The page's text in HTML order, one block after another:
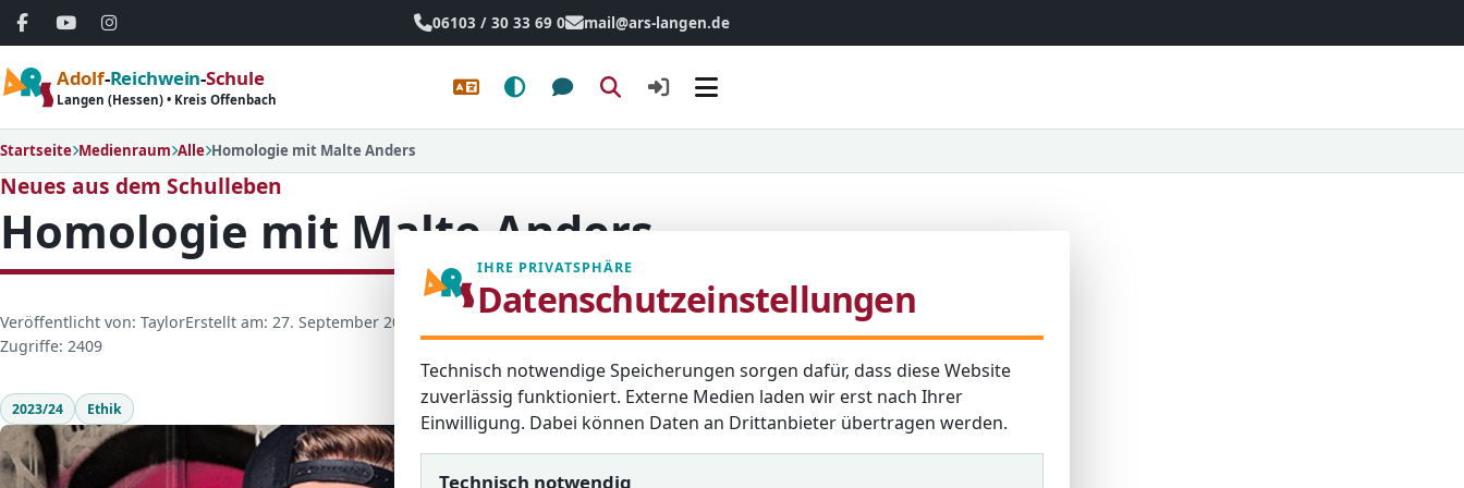
06103 / 30 33 69 0 mail@ars-langen.de
Adolf-Reichwein-Schule
Langen (Hessen) • Kreis Offenbach
Menü
Startseite Medienraum Alle Homologie mit Malte Anders
Neues aus dem Schulleben
Homologie mit Malte Anders
D
e
a
i
s
Veröffentlicht von: TaylorErstellt am: 27. September 2023
Zugriffe: 2409
2023/24 Ethik
IHRE PRIVATSPHÄRE
Datenschutzeinstellungen
Technisch notwendige Speicherungen sorgen dafür, dass diese Website
zuverlässig funktioniert. Externe Medien laden wir erst nach Ihrer
Einwilligung. Dabei können Daten an Drittanbieter übertragen werden.
Technisch notwendig